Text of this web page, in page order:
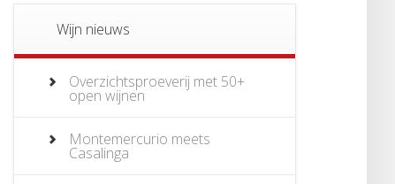
Wijn nieuws
Overzichtsproeverij met 50+
open wijnen
Montemercurio meets
Casalinga